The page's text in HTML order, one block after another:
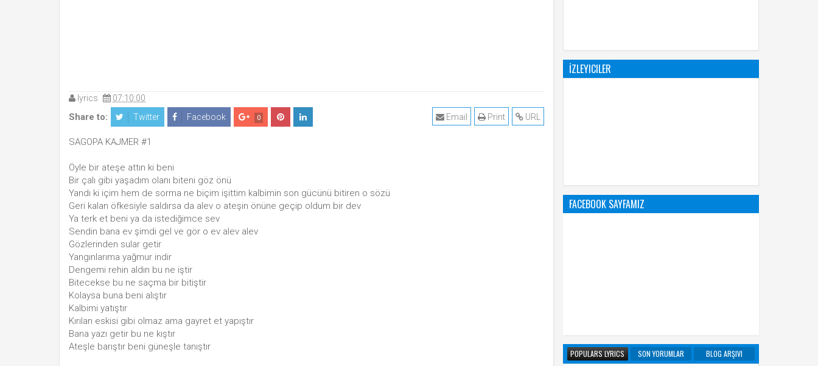
lyrics 07:10:00
Share to: Twitter Facebook 0 URL
Print
Email
SAGOPA KAJMER #1
Öyle bir ateşe attın ki beni
Bir çalı gibi yaşadım olanı biteni göz önü
Yandı ki içim hem de sorma ne biçim işittim kalbimin son gücünü bitiren o sözü
Geri kalan öfkesiyle saldırsa da alev o ateşin önüne geçip oldum bir dev
Ya terk et beni ya da istediğimce sev
Sendin bana ev şimdi gel ve gör o ev alev alev
Gözlerinden sular getir
Yangınlarıma yağmur indir
Dengemi rehin aldın bu ne iştir
Bitecekse bu ne saçma bir bitiştir
Kolaysa buna beni alıştır
Kalbimi yatıştır
Kırılan eskisi gibi olmaz ama gayret et yapıştır
Bana yazı getir bu ne kıştır
Ateşle barıştır beni güneşle tanıştır
İZLEYICILER
FACEBOOK SAYFAMIZ
POPULARS LYRICS SON YORUMLAR BLOG ARŞIVI